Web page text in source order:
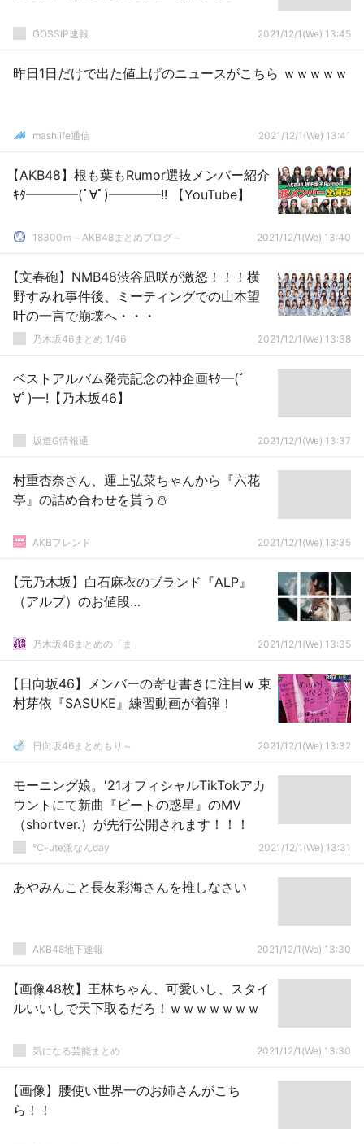
GOSSIP速報 2021/12/1(We) 13:45
昨日1日だけで出た値上げのニュースがこちら ｗｗｗｗｗ
mashlife通信 2021/12/1(We) 13:41
【AKB48】根も葉もRumor選抜メンバー紹介
ｷﾀ━━━━(ﾟ∀ﾟ)━━━━!! 【YouTube】
18300ｍ～AKB48まとめブログ～ 2021/12/1(We) 13:40
【文春砲】NMB48渋谷凪咲が激怒！！！横
野すみれ事件後、ミーティングでの山本望
叶の一言で崩壊へ・・・
乃木坂46まとめ 1/46 2021/12/1(We) 13:38
ベストアルバム発売記念の神企画ｷﾀ━(ﾟ
∀ﾟ)━!【乃木坂46】
坂道G情報通 2021/12/1(We) 13:37
村重杏奈さん、運上弘菜ちゃんから『六花
亭』の詰め合わせを貰う⛄
AKBフレンド 2021/12/1(We) 13:35
【元乃木坂】白石麻衣のブランド『ALP』
（アルプ）のお値段…
乃木坂46まとめの「ま」 2021/12/1(We) 13:35
【日向坂46】メンバーの寄せ書きに注目w 東
村芽依『SASUKE』練習動画が着弾！
日向坂46まとめもり～ 2021/12/1(We) 13:32
モーニング娘。'21オフィシャルTikTokアカ
ウントにて新曲『ビートの惑星』のMV
（shortver.）が先行公開されます！！！
℃-ute派なんday 2021/12/1(We) 13:31
あやみんこと長友彩海さんを推しなさい
AKB48地下速報 2021/12/1(We) 13:30
【画像48枚】王林ちゃん、可愛いし、スタイ
ルいいしで天下取るだろ！ｗｗｗｗｗｗｗ
気になる芸能まとめ 2021/12/1(We) 13:30
【画像】腰使い世界一のお姉さんがこち
ら！！